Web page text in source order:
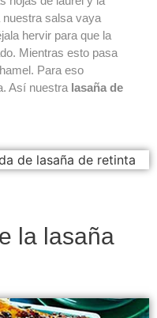
nuestra salsa vaya
hervir para que la
Mientras esto pasa
Para eso
Así nuestra lasaña de
la lasaña